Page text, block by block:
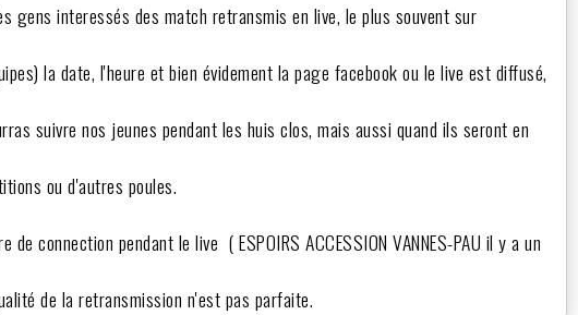
gens interessés des match retransmis en live, le plus souvent sur
la date, l'heure et bien évidement la page facebook ou le live est diffusé,
suivre nos jeunes pendant les huis clos, mais aussi quand ils seront en
ou d'autres poules.
connection pendant le live ( ESPOIRS ACCESSION VANNES-PAU il y a un
de la retransmission n'est pas parfaite.